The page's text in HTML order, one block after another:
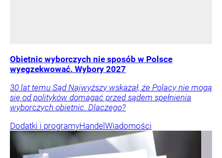
Obietnic wyborczych nie sposób w Polsce
wyegzekwować. Wybory 2027
30 lat temu Sąd Najwyższy wskazał, że Polacy nie mogą
się od polityków domagać przed sądem spełnienia
wyborczych obietnic. Dlaczego?
Dodatki i programyHandel Wiadomości